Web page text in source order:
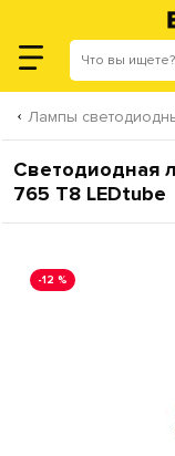
Лампы
Светодиодная
765 T8 LEDtube
-12 %